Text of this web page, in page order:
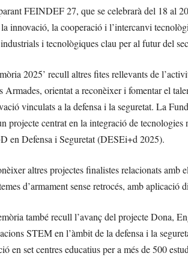
FEINDEF 27, que se celebrarà del 18 al
innovació, la cooperació i l’intercanvi
i tecnològiques clau per al futur del
2025’ recull altres fites rellevants de
Armades, orientat a reconèixer i fomentar el
vinculats a la defensa i la seguretat. La
projecte centrat en la integració de
en Defensa i Seguretat (DESEi+d 2025).
altres projectes finalistes relacionats
d’armament sense retrocés, amb
també recull l’avanç del projecte Dona,
STEM en l’àmbit de la defensa i la
en set centres educatius per a més de 500